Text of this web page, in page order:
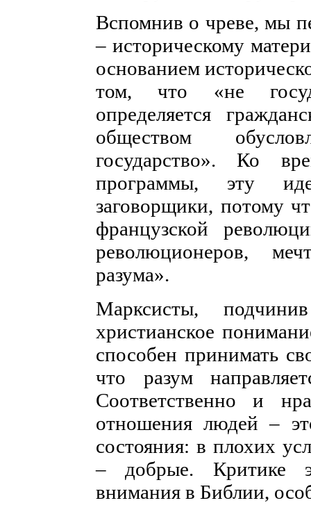
Вспомнив о чреве, мы
– историческому
основанием
том, что «не
определяется
обществом
государство». Ко
программы, эту
заговорщики, потому
французской
революционеров,
разума».
Марксисты,
христианское
способен принимать
что разум
Соответственно и
отношения людей –
состояния: в плохих
– добрые. Критике
внимания в Библии,